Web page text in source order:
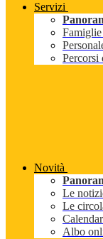
Servizi
Famiglie
Percorsi
Novità
Le
Le
Albo